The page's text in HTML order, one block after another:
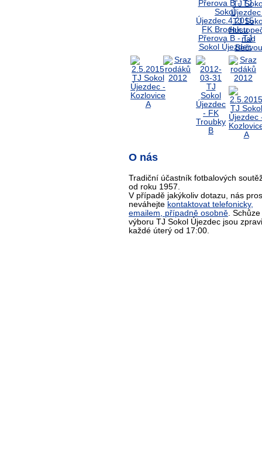
O nás
Tradiční účastník fotbalových
od roku 1957.
V případě jakýkoliv dotazu, nás
neváhejte kontaktovat telefonicky,
emailem, případně osobně. Schůze
výboru TJ Sokol Újezdec jsou
každé úterý od 17:00.